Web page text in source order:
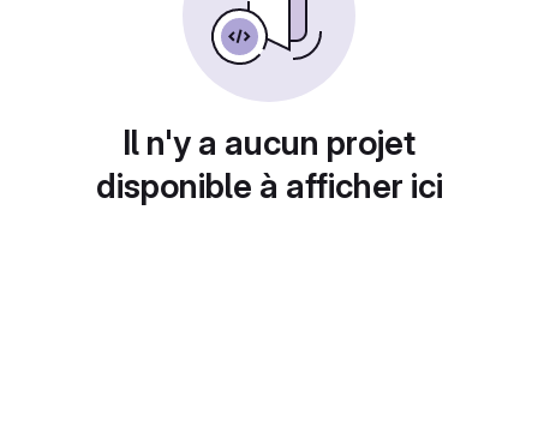
Il n'y a aucun projet
disponible à afficher ici